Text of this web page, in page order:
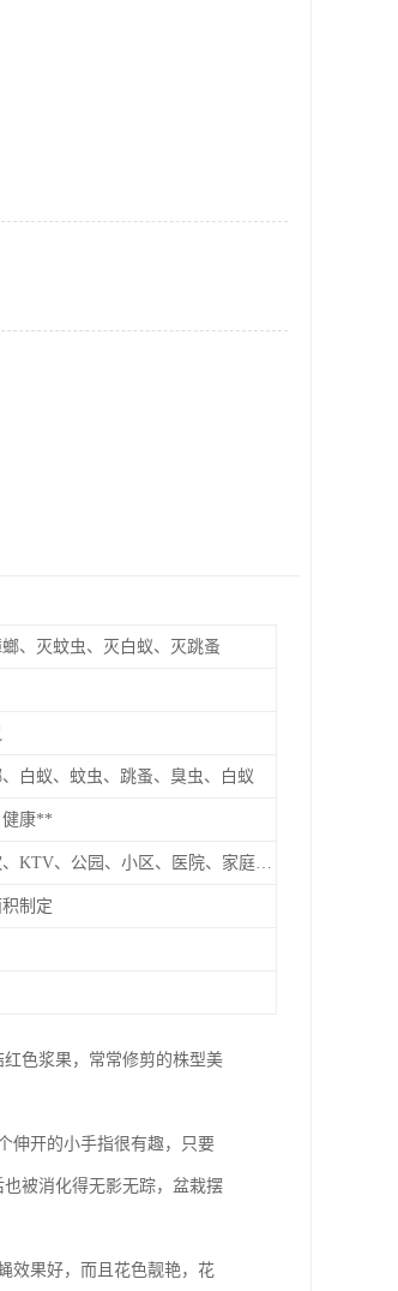
、灭蚊虫、灭白蚁、灭跳蚤
白蚁、蚊虫、跳蚤、臭虫、白蚁
健康**
学校、餐饮、KTV、公园、小区、医院、家庭、超市
制定
色浆果，常常修剪的株型美
伸开的小手指很有趣，只要
被消化得无影无踪，盆栽摆
效果好，而且花色靓艳，花